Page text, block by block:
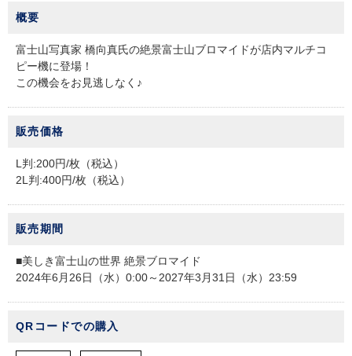
ギフト
プリペイドカード・金券
ニンテンドー・ダウンロードカード
コピー
プリント
スキャン
ファクス
スポーツ振興くじ
行政サービス
宅配便
切手・はがき・印紙
セブン銀行ATM
レジでApple Accountにチャージ
オンラインフォトサービス
チケットサービス
セブンチケット
チケットぴあ
セブン‐イレブンでお受取り
タワーレコード
停電時のサービス停止のお知らせ
企業理念
会社概要
沿革
国内店舗数
データで見るセブン‐イレブン
サステナビリティ活動基本方針
GREEN CHALLENGE 2050
4VISIONS
報告書ライブラリー
加盟店オーナー募集 物件募集・購入
アルバイト情報
店舗検索
Language
English (Corporate)
English (Services)
中文[繁體字](服務)
概要
富士山写真家 橋向真氏の絶景富士山ブロマイドが店内マルチコ
ピー機に登場！
この機会をお見逃しなく♪
販売価格
L判:200円/枚（税込）
2L判:400円/枚（税込）
販売期間
■美しき富士山の世界 絶景ブロマイド
2024年6月26日（水）0:00～2027年3月31日（水）23:59
QRコードでの購入